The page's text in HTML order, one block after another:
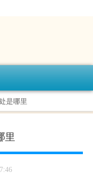
是哪里
里